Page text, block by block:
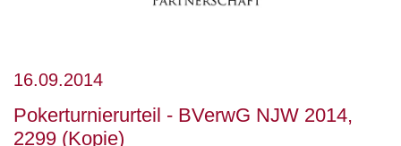
16.09.2014
Pokerturnierurteil - BVerwG NJW 2014,
2299 (Kopie)